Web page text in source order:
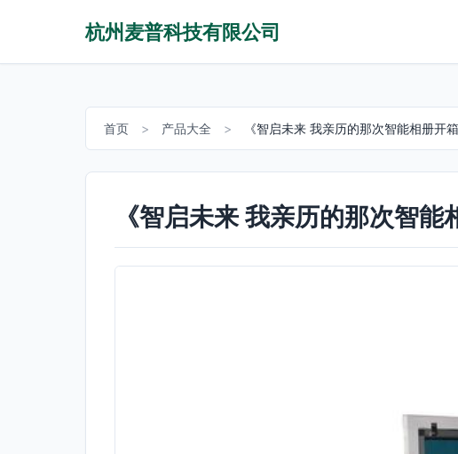
杭州麦普科技有限公司
首页 > 产品大全 > 《智启未来 我亲历的那次智能相册开箱
《智启未来 我亲历的那次智能